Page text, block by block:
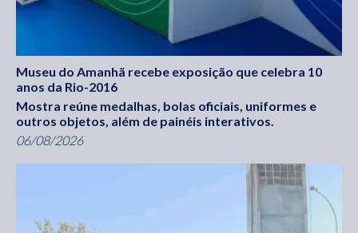
Museu do Amanhã recebe exposição que celebra 10
anos da Rio-2016
Mostra reúne medalhas, bolas oficiais, uniformes e
outros objetos, além de painéis interativos.
06/08/2026